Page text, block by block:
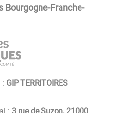
Bourgogne-Franche-
: GIP TERRITOIRES
:3 rue de Suzon, 21000